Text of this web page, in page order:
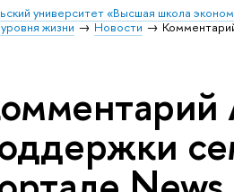
университет «Высшая школа
жизни
Новости